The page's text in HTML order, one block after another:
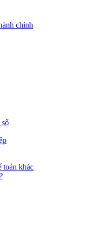
chính
toán khác